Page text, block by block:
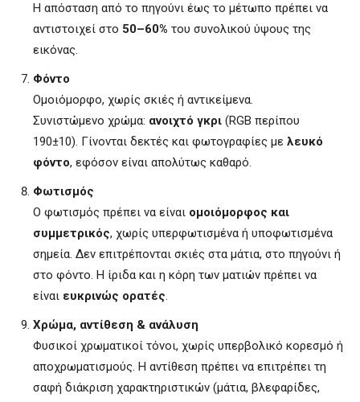
Η απόσταση από το πηγούνι έως το μέτωπο πρέπει να
αντιστοιχεί στο 50–60% του συνολικού ύψους της
εικόνας.
Φόντο
Ομοιόμορφο, χωρίς σκιές ή αντικείμενα.
Συνιστώμενο χρώμα: ανοιχτό γκρι (RGB περίπου
190±10). Γίνονται δεκτές και φωτογραφίες με λευκό
φόντο, εφόσον είναι απολύτως καθαρό.
Φωτισμός
Ο φωτισμός πρέπει να είναι ομοιόμορφος και
συμμετρικός, χωρίς υπερφωτισμένα ή υποφωτισμένα
σημεία. Δεν επιτρέπονται σκιές στα μάτια, στο πηγούνι ή
στο φόντο. Η ίριδα και η κόρη των ματιών πρέπει να
είναι ευκρινώς ορατές.
Χρώμα, αντίθεση & ανάλυση
Φυσικοί χρωματικοί τόνοι, χωρίς υπερβολικό κορεσμό ή
αποχρωματισμούς. Η αντίθεση πρέπει να επιτρέπει τη
σαφή διάκριση χαρακτηριστικών (μάτια, βλεφαρίδες,